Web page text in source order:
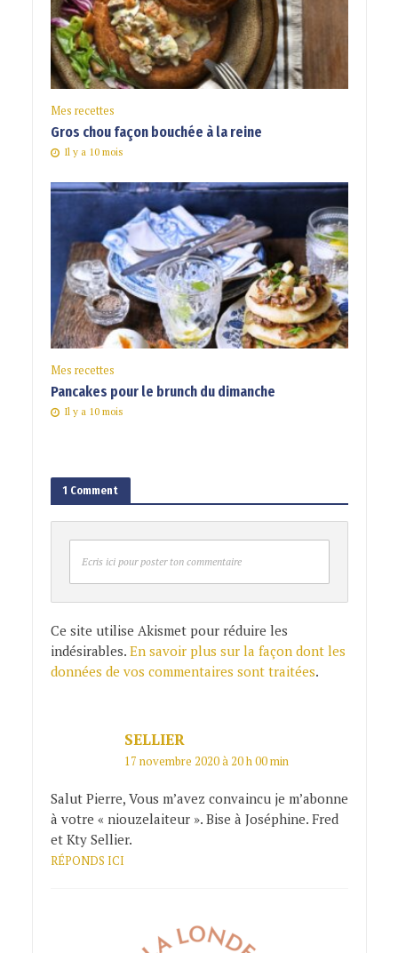
Mes recettes
Gros chou façon bouchée à la reine
Il y a 10 mois
Mes recettes
Pancakes pour le brunch du dimanche
Il y a 10 mois
1 Comment
Ecris ici pour poster ton commentaire
Ce site utilise Akismet pour réduire les
indésirables. En savoir plus sur la façon dont les
données de vos commentaires sont traitées.
SELLIER
17 novembre 2020 à 20 h 00 min
Salut Pierre, Vous m’avez convaincu je m’abonne
à votre « niouzelaiteur ». Bise à Joséphine. Fred
et Kty Sellier.
RÉPONDS ICI